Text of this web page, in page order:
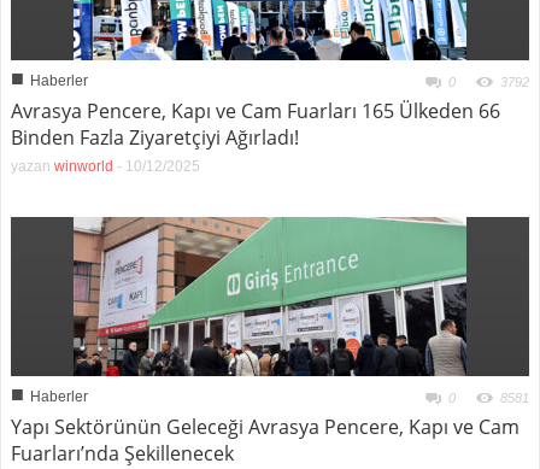
■ Haberler 0 3792
Avrasya Pencere, Kapı ve Cam Fuarları 165 Ülkeden 66
Binden Fazla Ziyaretçiyi Ağırladı!
yazan winworld - 10/12/2025
■ Haberler 0 8581
Yapı Sektörünün Geleceği Avrasya Pencere, Kapı ve Cam
Fuarları’nda Şekillenecek